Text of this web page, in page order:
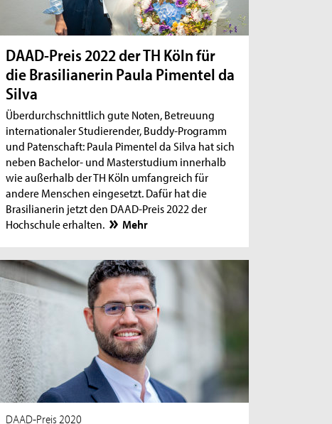
DAAD-Preis 2022 der TH Köln für
die Brasilianerin Paula Pimentel da
Silva
Überdurchschnittlich gute Noten, Betreuung
internationaler Studierender, Buddy-Programm
und Patenschaft: Paula Pimentel da Silva hat sich
neben Bachelor- und Masterstudium innerhalb
wie außerhalb der TH Köln umfangreich für
andere Menschen eingesetzt. Dafür hat die
Brasilianerin jetzt den DAAD-Preis 2022 der
Hochschule erhalten.
Mehr
DAAD-Preis 2020